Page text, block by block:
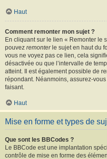
Haut
Comment remonter mon sujet ?
En cliquant sur le lien « Remonter le
pouvez remonterle sujet en haut du
vous ne voyez pas ce lien, cela
désactivée ou que l’intervalle de
atteint. Il est également possible de
répondant. Néanmoins, assurez-
faisant.
Haut
Mise en forme et types de
Que sont les BBCodes ?
Le BBCode est une implantation
contrôle de mise en forme des